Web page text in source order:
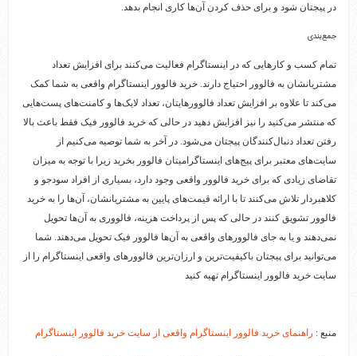
در پیجتان شود و برای حذف کردن آن‌ها کاری انجام بدهد.
جمع‌بندی
تمام کسب و کارهایی که در اینستاگرام فعالیت می‌کنند برای افزایش تعداد
مشتریانشان به فالوور احتیاج دارند. خرید فالوور اینستاگرام واقعی به شما کمک
می‌کند تا علاوه بر افزایش تعداد فالوورهایتان، تعداد لایک‌ها و کامنت‌های پست‌هایی
که منتشر می‌کنید را نیز افزایش دهید در حالی که خرید فالوور فیک فقط باعث بالا
رفتن تعداد دنبال‌کنندگان پیجتان می‌شود. در آخر به شما توصیه می‌کنیم از
سایت‌های معتبر برای پیج‌های اینستاگرامیتان فالوور بخرید زیرا با توجه به میزان
تقاضای زیادی که برای خرید فالوور واقعی وجود دارد، بسیاری از افراد سودجو و
کلاهبردار تلاش می‌کنند تا با ارائه قیمت‌های پایین به مشتریانشان، آن‌ها را به خرید
فالوور تشویق کنند در حالی که پس از پرداخت هزینه، فالووری به آن‌ها تحویل
نمی‌دهند و یا به جای فالوورهای واقعی به آن‌ها فالوور فیک تحویل می‌دهند. شما
می‌توانید برای پیجتان باکیفیت‌ترین و ارزان‌ترین فالوورهای واقعی اینستاگرام را از
سایت خرید فالوور اینستاگرام تهیه کنید
منبع : راهنمای خرید فالوور اینستاگرام واقعی از سایت خرید فالوور اینستاگرام